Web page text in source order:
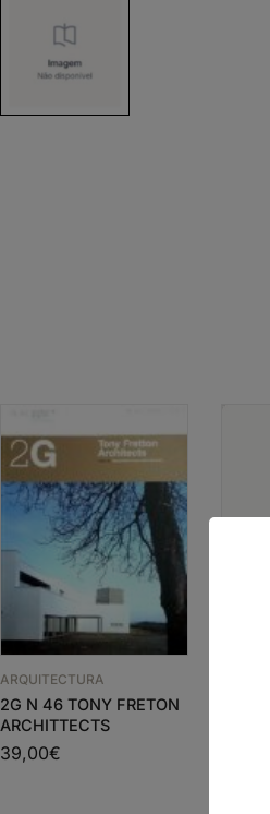
ARQUITECTURA
2G N 46 TONY FRETON
ARCHITTECTS
39,00€